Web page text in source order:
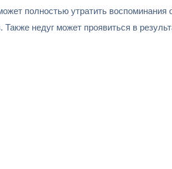
полностью утратить воспоминания
недуг может проявиться в